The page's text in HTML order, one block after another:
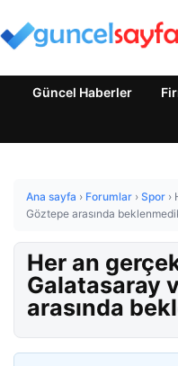
Güncel Haberler
Ana sayfa › Forumlar › Spor ›
Göztepe arasında
Her an
Galatasaray
arasında